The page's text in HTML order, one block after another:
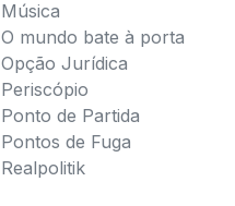
Música
O mundo bate à porta
Opção Jurídica
Periscópio
Ponto de Partida
Pontos de Fuga
Realpolitik